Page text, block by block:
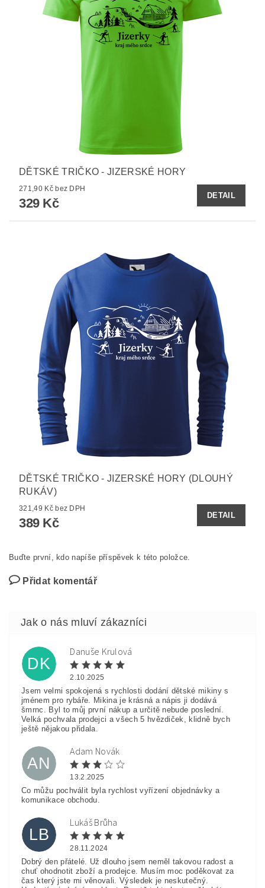
DĚTSKÉ TRIČKO - JIZERSKÉ HORY
271,90 Kč bez DPH
329 Kč
DETAIL
DĚTSKÉ TRIČKO - JIZERSKÉ HORY (DLOUHÝ
RUKÁV)
321,49 Kč bez DPH
389 Kč
DETAIL
Buďte první, kdo napíše příspěvek k této položce.
Přidat komentář
DK
Danuše Krulová
2.10.2025
Jsem velmi spokojená s rychlosti dodání dětské mikiny s
jménem pro rybáře. Mikina je krásná a nápis ji dodává
šmrnc. Byl to můj první nákup a určitě nebude poslední.
Velká pochvala prodejci a všech 5 hvězdiček, klidně bych
ještě nějakou přidala.
AN
Adam Novák
13.2.2025
Co můžu pochválit byla rychlost vyřízení objednávky a
komunikace obchodu.
LB
Lukáš Brůha
28.11.2024
Dobrý den přátelé. Už dlouho jsem neměl takovou radost a
chuť ohodnotit zboží a prodejce. Musím moc poděkovat za
čas který jste mi věnovali. Výsledek je neskutečný.